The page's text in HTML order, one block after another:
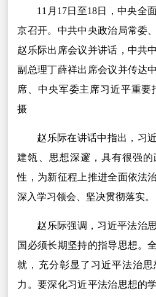
11月17日至18日，中央全
京召开。中共中央政治局常委
赵乐际出席会议并讲话，中共
副总理丁薛祥出席会议并传达
席、中央军委主席习近平重
摄
赵乐际在讲话中指出，习
建瓴、思想深邃，具有很强
性，为新征程上推进全面依法
深入学习领会、坚决贯彻落实。
赵乐际强调，习近平法治
国必须长期坚持的指导思想。
就，充分彰显了习近平法治
力。要深化习近平法治思想的